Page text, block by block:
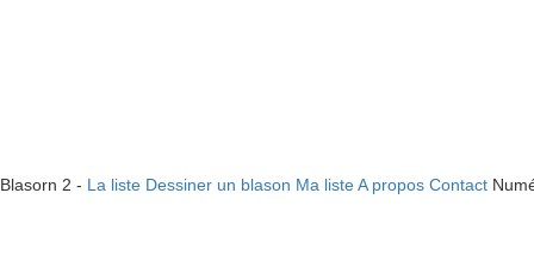
Blasorn 2 - La liste Dessiner un blason Ma listeA propos Contact